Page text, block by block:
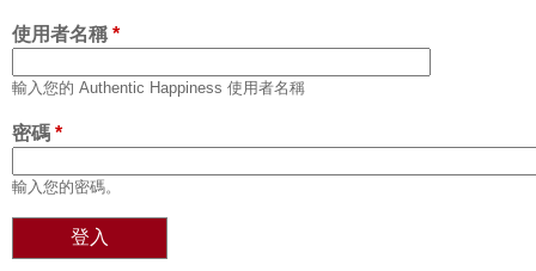
使用者名稱 *
輸入您的 Authentic Happiness 使用者名稱
密碼 *
輸入您的密碼。